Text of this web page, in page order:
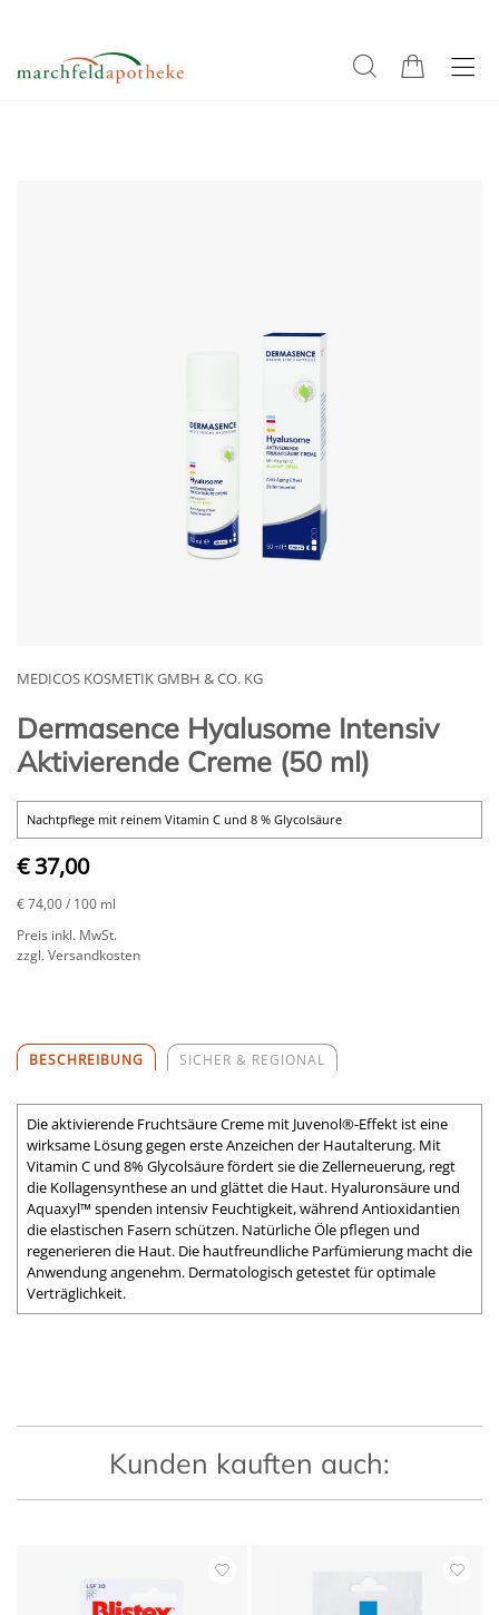
MEDICOS KOSMETIK GMBH & CO. KG
Dermasence Hyalusome Intensiv
Aktivierende Creme (50 ml)
Nachtpflege mit reinem Vitamin C und 8 % Glycolsäure
€ 37,00
€ 74,00/ 100 ml
Preis inkl. MwSt.
zzgl. Versandkosten
BESCHREIBUNG SICHER & REGIONAL
Die aktivierende Fruchtsäure Creme mit Juvenol®-Effekt ist eine
wirksame Lösung gegen erste Anzeichen der Hautalterung. Mit
Vitamin C und 8% Glycolsäure fördert sie die Zellerneuerung, regt
die Kollagensynthese an und glättet die Haut. Hyaluronsäure und
Aquaxyl™ spenden intensiv Feuchtigkeit, während Antioxidantien
die elastischen Fasern schützen. Natürliche Öle pflegen und
regenerieren die Haut. Die hautfreundliche Parfümierung macht die
Anwendung angenehm. Dermatologisch getestet für optimale
Verträglichkeit.
Kunden kauften auch: